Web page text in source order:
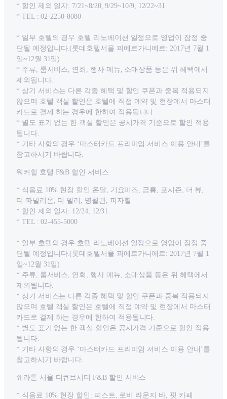
* 할인 제외 일자: 7/21~8/20, 9/29~10/9, 12/22~31
* TEL : 02-2250-8080
* 일부 호텔의 경우 호텔 리노베이션 일정으로 영업이 잠정 중
단될 예정입니다.(롯데호텔서울 피에르가니에르: 2017년 7월 1
일~12월 31일)
* 주류, 룸서비스, 연회, 행사 메뉴, 소매상품 등은 위 혜택에서
제외됩니다.
* 상기 서비스는 다른 각종 혜택 및 할인 쿠폰과 중복 적용되지
않으며 호텔 객실 할인은 호텔에 직접 예약 및 현장에서 마스터
카드로 결제 하는 경우에 한하여 적용됩니다.
* 별도 표기 없는 한 객실 할인은 공시가격 기준으로 할인 적용
됩니다.
* 기타 사항의 경우 ‘마스터카드 프리미엄 서비스 이용 안내’를
참고하시기 바랍니다.
워커힐 호텔 F&B 할인 서비스
* 식음료 10% 현장 할인 온달, 기요미즈, 금룡, 포시즌, 더 뷰,
더 파빌리온, 더 델리, 명월관, 피자힐
* 할인 제외 일자: 12/24, 12/31
* TEL : 02-455-5000
* 일부 호텔의 경우 호텔 리노베이션 일정으로 영업이 잠정 중
단될 예정입니다.(롯데호텔서울 피에르가니에르: 2017년 7월 1
일~12월 31일)
* 주류, 룸서비스, 연회, 행사 메뉴, 소매상품 등은 위 혜택에서
제외됩니다.
* 상기 서비스는 다른 각종 혜택 및 할인 쿠폰과 중복 적용되지
않으며 호텔 객실 할인은 호텔에 직접 예약 및 현장에서 마스터
카드로 결제 하는 경우에 한하여 적용됩니다.
* 별도 표기 없는 한 객실 할인은 공시가격 기준으로 할인 적용
됩니다.
* 기타 사항의 경우 ‘마스터카드 프리미엄 서비스 이용 안내’를
참고하시기 바랍니다.
쉐라톤 서울 디큐브시티 F&B 할인 서비스
* 식음료 10% 현장 할인: 피스트, 로비 라운지 바, 핏 카페